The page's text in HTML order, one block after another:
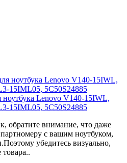
Lenovo V140-15IWL,
15IML05, 5C50S24885
обратите внимание, что даже
с вашим ноутбуком,
убедитесь визуально,